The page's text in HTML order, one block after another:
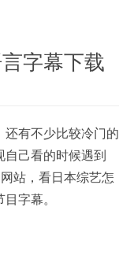
字幕下载
有不少比较冷门的
己看的时候遇到
站，看日本综艺怎
字幕。